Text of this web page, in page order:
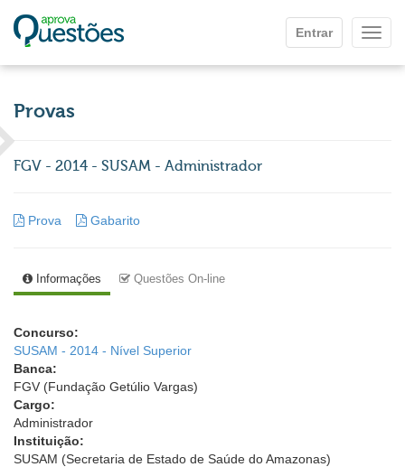
Entrar
Provas
FGV - 2014 - SUSAM - Administrador
Prova Gabarito
Informações Questões On-line
Concurso:
SUSAM - 2014 - Nível Superior
Banca:
FGV (Fundação Getúlio Vargas)
Cargo:
Administrador
Instituição:
SUSAM (Secretaria de Estado de Saúde do Amazonas)